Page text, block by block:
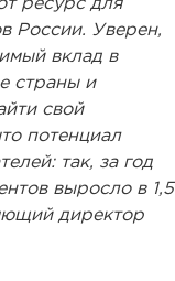
ресурс для
России. Уверен,
вклад в
страны и
свой
потенциал
так, за год
выросло в 1,5
директор